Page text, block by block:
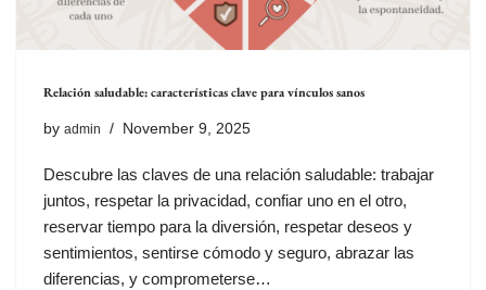
Relación saludable: características clave para vínculos sanos
by admin November 9, 2025
Descubre las claves de una relación saludable: trabajar
juntos, respetar la privacidad, confiar uno en el otro,
reservar tiempo para la diversión, respetar deseos y
sentimientos, sentirse cómodo y seguro, abrazar las
diferencias, y comprometerse…